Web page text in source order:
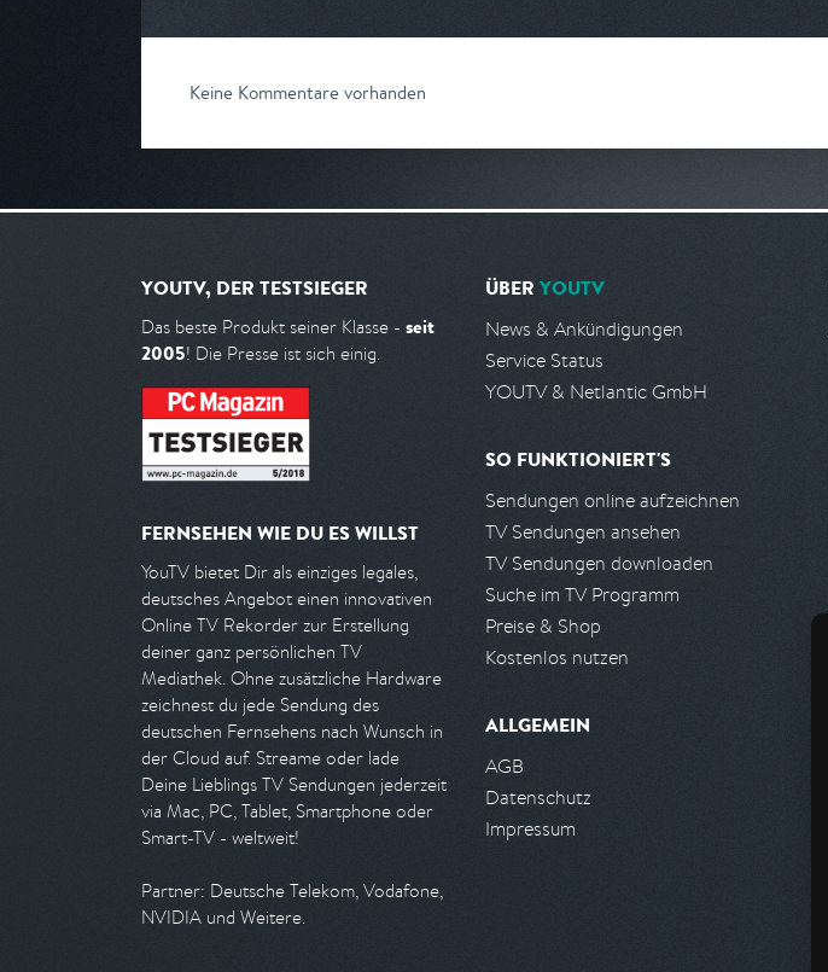
Keine Kommentare vorhanden
YOUTV, DER TESTSIEGER
Das beste Produkt seiner Klasse - seit
2005! Die Presse ist sich einig.
FERNSEHEN WIE DU ES WILLST
YouTV bietet Dir als einziges legales,
deutsches Angebot einen innovativen
Online TV Rekorder zur Erstellung
deiner ganz persönlichen TV
Mediathek. Ohne zusätzliche Hardware
zeichnest du jede Sendung des
deutschen Fernsehens nach Wunsch in
der Cloud auf. Streame oder lade
Deine Lieblings TV Sendungen jederzeit
via Mac, PC, Tablet, Smartphone oder
Smart-TV - weltweit!
Partner: Deutsche Telekom, Vodafone,
NVIDIA und Weitere.
ÜBER YOUTV
News & Ankündigungen
Service Status
YOUTV & Netlantic GmbH
SO FUNKTIONIERT'S
Sendungen online aufzeichnen
TV Sendungen ansehen
TV Sendungen downloaden
Suche im TV Programm
Preise & Shop
Kostenlos nutzen
ALLGEMEIN
AGB
Datenschutz
Impressum